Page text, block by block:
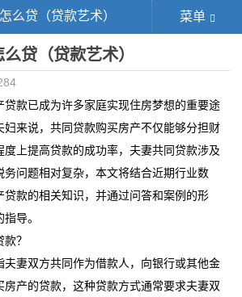
么贷（贷款艺术） 菜单
贷（贷款艺术）
贷款已成为许多家庭实现住房梦想的重要途
妇来说，共同贷款购买房产不仅能够分担财
上提高贷款的成功率，夫妻共同贷款涉及
务问题相对复杂，本文将结合近期行业数
贷款的相关知识，并通过问答和案例的形
导。
？
夫妻双方共同作为借款人，向银行或其他金
产的贷款，这种贷款方式通常要求夫妻双